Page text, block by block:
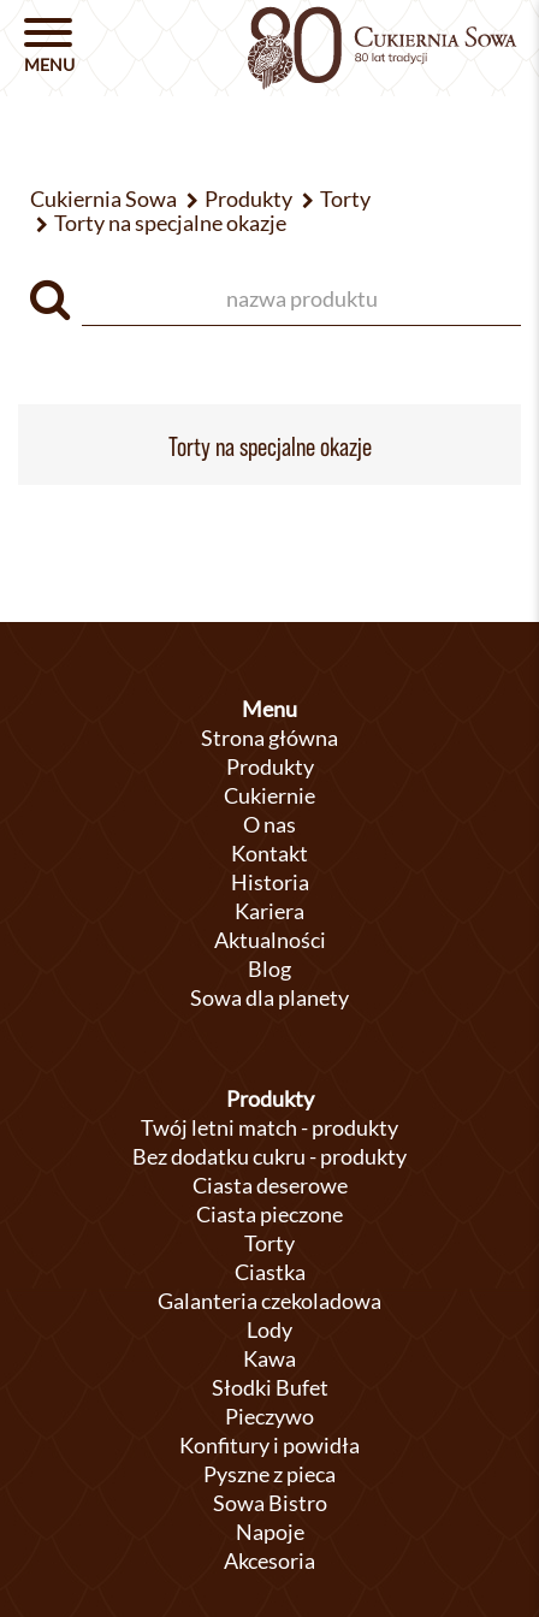
Cukiernia Sowa Produkty
Torty
Torty na specjalne okazje
Torty na specjalne okazje
Menu
Strona główna
Produkty
Cukiernie
O nas
Kontakt
Historia
Kariera
Aktualności
Blog
Sowa dla planety
Produkty
Twój letni match - produkty
Bez dodatku cukru - produkty
Ciasta deserowe
Ciasta pieczone
Torty
Ciastka
Galanteria czekoladowa
Lody
Kawa
Słodki Bufet
Pieczywo
Konfitury i powidła
Pyszne z pieca
Sowa Bistro
Napoje
Akcesoria